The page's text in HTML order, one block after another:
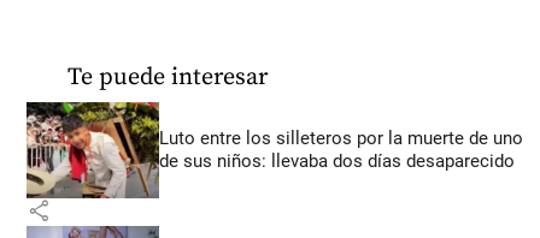
Te puede interesar
Luto entre los silleteros por la muerte de uno
de sus niños: llevaba dos días desaparecido
share